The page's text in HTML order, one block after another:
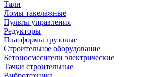
Тали
Ломы такелажные
Пульты управления
Редукторы
Платформы грузовые
Строительное оборудование
Бетоносмесители электрические
Тачки строительные
Вибротехника